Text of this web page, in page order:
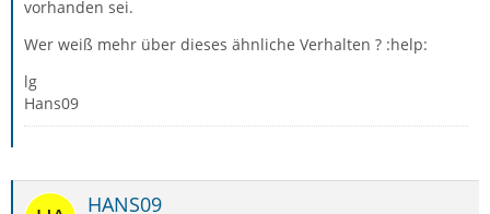
vorhanden sei.
Wer weiß mehr über dieses ähnliche Verhalten ? :help:
lg
Hans09
HANS09